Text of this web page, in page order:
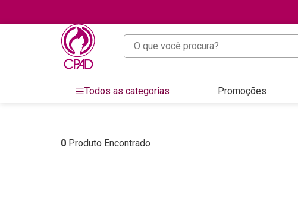
O que você procura?
Todos as categorias Promoções
0 Produto Encontrado